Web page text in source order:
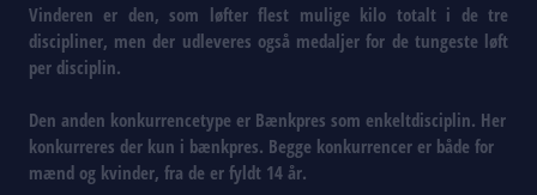
Vinderen er den, som løfter flest mulige kilo totalt i de tre
discipliner, men der udleveres også medaljer for de tungeste løft
per disciplin.
Den anden konkurrencetype er Bænkpres som enkeltdisciplin. Her
konkurreres der kun i bænkpres. Begge konkurrencer er både for
mænd og kvinder, fra de er fyldt 14 år.